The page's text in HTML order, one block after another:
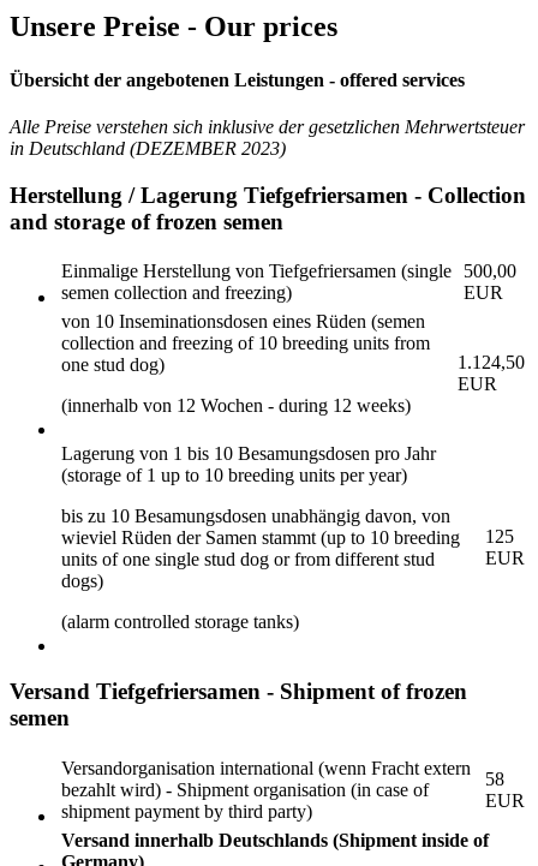
Unsere Preise - Our prices
Übersicht der angebotenen Leistungen - offered services
Alle Preise verstehen sich inklusive der gesetzlichen Mehrwertsteuer
in Deutschland (DEZEMBER 2023)
Herstellung / Lagerung Tiefgefriersamen - Collection
and storage of frozen semen
Einmalige Herstellung von Tiefgefriersamen (single
semen collection and freezing)
500,00
EUR
von 10 Inseminationsdosen eines Rüden (semen
collection and freezing of 10 breeding units from
one stud dog)
(innerhalb von 12 Wochen - during 12 weeks)
1.124,50
EUR
Lagerung von 1 bis 10 Besamungsdosen pro Jahr
(storage of 1 up to 10 breeding units per year)
bis zu 10 Besamungsdosen unabhängig davon, von
wieviel Rüden der Samen stammt (up to 10 breeding
units of one single stud dog or from different stud
dogs)
(alarm controlled storage tanks)
125
EUR
Versand Tiefgefriersamen - Shipment of frozen
semen
Versandorganisation international (wenn Fracht extern
bezahlt wird) - Shipment organisation (in case of
shipment payment by third party)
58
EUR
Versand innerhalb Deutschlands (Shipment inside of
Germany)